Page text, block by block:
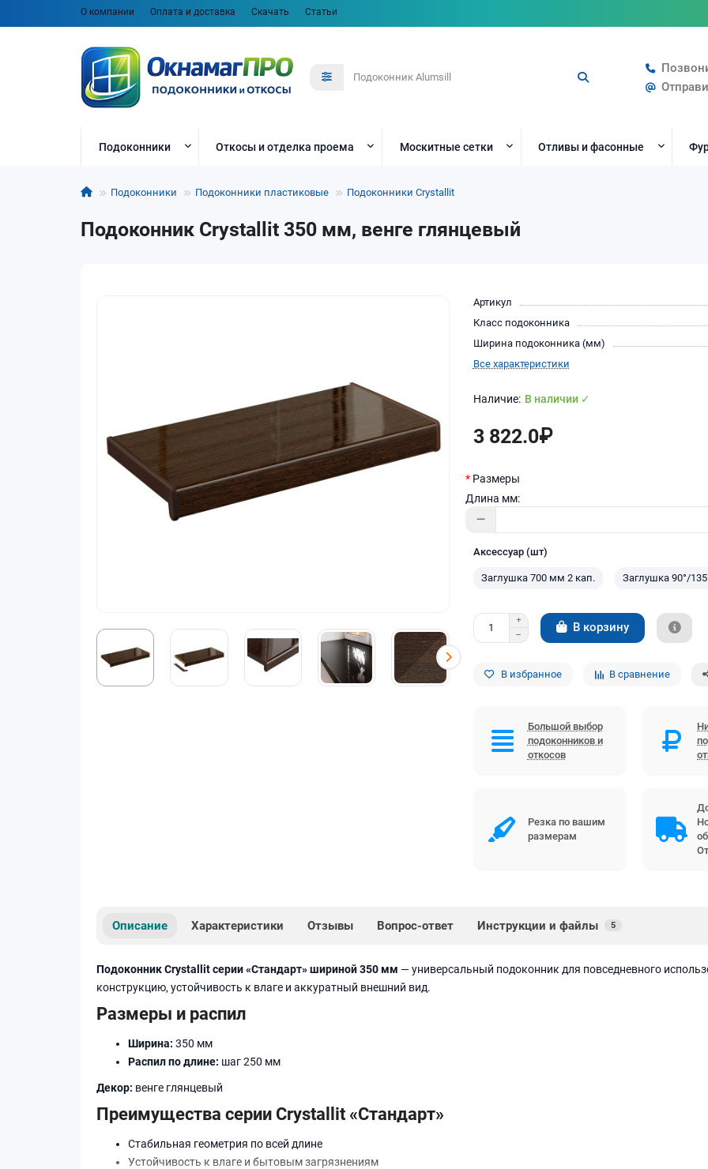
О компании Оплата и доставка Скачать Статьи
Подоконники Откосы и отделка проема Москитные сетки Отливы и фасонные
Подоконники Подоконники пластиковые Подоконники Crystallit
Подоконник Crystallit 350 мм, венге глянцевый
Артикул
Класс подоконника
Ширина подоконника (мм)
Все характеристики
В наличии ✓
3 822.0₽
Размеры
Длина мм:
Аксессуар (шт)
Заглушка 700 мм 2 кап. Заглушка 90°/
В корзину
В избранное В сравнение
Большой выбор
подоконников и
откосов
Резка по вашим
размерам
Описание Характеристики Отзывы Вопрос-ответ Инструкции и файлы 5
Подоконник Crystallit серии «Стандарт» шириной 350 мм — универсальный подоконник для повседневного
конструкцию, устойчивость к влаге и аккуратный внешний вид.
Размеры и распил
Ширина: 350 мм
Распил по длине: шаг 250 мм
Декор: венге глянцевый
Преимущества серии Crystallit «Стандарт»
Стабильная геометрия по всей длине
Устойчивость к влаге и бытовым загрязнениям